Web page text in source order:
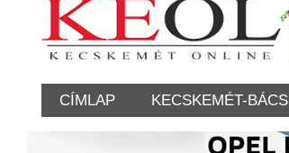
CÍMLAP KECSKEMÉT-BÁCS